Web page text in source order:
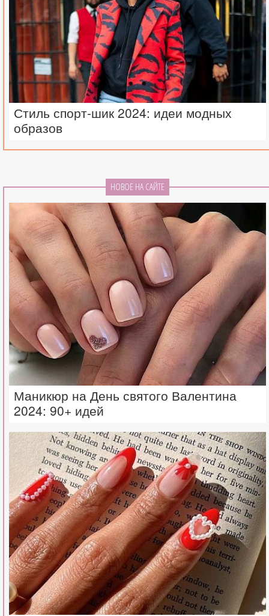
Стиль спорт-шик 2024: идеи модных
образов
НОВОЕ НА САЙТЕ
Маникюр на День святого Валентина
2024: 90+ идей